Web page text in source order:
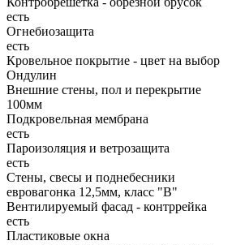
есть
Огнебиозащита
есть
Кровельное покрытие - цвет на выбор
Ондулин
Внешние стены, пол и перекрытие
100мм
Подкровельная мембрана
есть
Пароизоляция и ветрозащита
есть
Стены, свесы и поднебесники
евровагонка 12,5мм, класс "В"
Вентилируемый фасад - контррейка
есть
Пластиковые окна